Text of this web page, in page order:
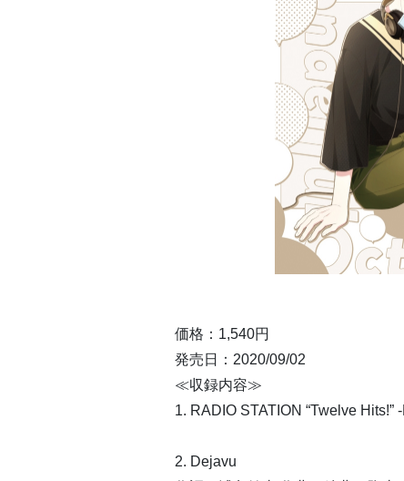
価格：1,540円
発売日：2020/09/02
≪収録内容≫
1. RADIO STATION “Twelve Hits!”
2. Dejavu